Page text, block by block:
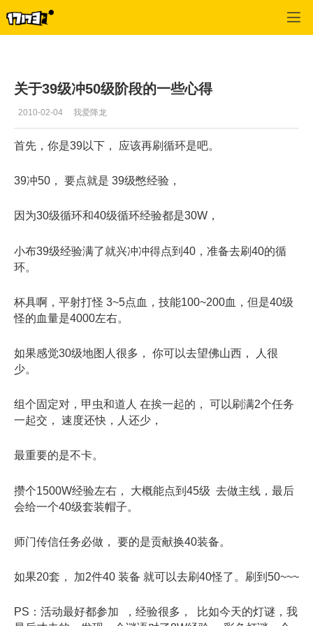
关于39级冲50级阶段的一些心得
2010-02-04 我爱降龙
首先，你是39以下， 应该再刷循环是吧。
39冲50， 要点就是 39级憋经验，
因为30级循环和40级循环经验都是30W，
小布39级经验满了就兴冲冲得点到40，准备去刷40的循
环。
杯具啊，平射打怪 3~5点血，技能100~200血，但是40级
怪的血量是4000左右。
如果感觉30级地图人很多， 你可以去望佛山西， 人很
少。
组个固定对，甲虫和道人 在挨一起的， 可以刷满2个任务
一起交， 速度还快，人还少，
最重要的是不卡。
攒个1500W经验左右， 大概能点到45级 去做主线，最后
会给一个40级套装帽子。
师门传信任务必做， 要的是贡献换40装备。
如果20套， 加2件40 装备 就可以去刷40怪了。刷到50~~~
PS：活动最好都参加 ，经验很多， 比如今天的灯谜，我